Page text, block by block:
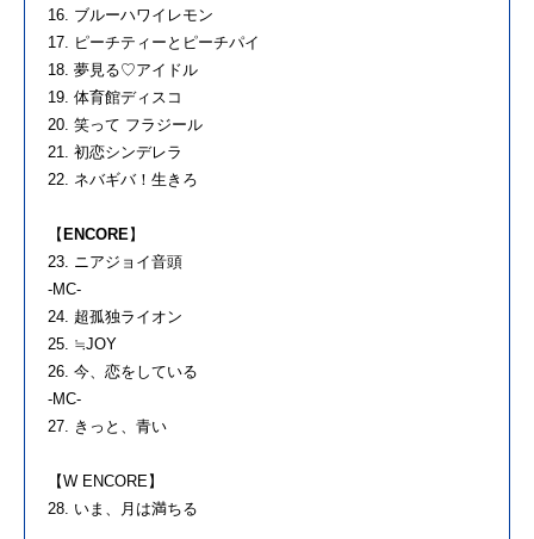
16. ブルーハワイレモン
17. ピーチティーとピーチパイ
18. 夢見る♡アイドル
19. 体育館ディスコ
20. 笑って フラジール
21. 初恋シンデレラ
22. ネバギバ！生きろ
【 ENCORE】
23. ニアジョイ音頭
-MC-
24. 超孤独ライオン
25. ≒JOY
26. 今、恋をしている
-MC-
27. きっと、青い
【W ENCORE】
28. いま、月は満ちる